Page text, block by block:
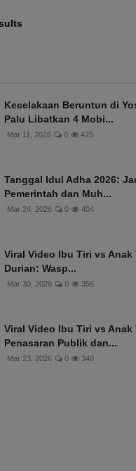
Kecelakaan Beruntun di
Palu Libatkan 4 Mobi...
Mar 11, 2026 0 425
Tanggal Idul Adha 2026:
Pemerintah dan Muh...
Mar 24, 2026 0 404
Viral Video Ibu Tiri vs
Durian: Wasp...
Mar 30, 2026 0 356
Viral Video Ibu Tiri vs Anak
Penasaran Publik dan...
Mar 23, 2026 0 348